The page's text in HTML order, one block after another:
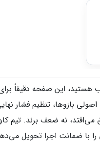
نصاب هستید، این صفحه
بازوها، تنظیم فشار
اجرای اشتباه اتفاق می‌افتد، نه
با ضمانت اجرا تحویل